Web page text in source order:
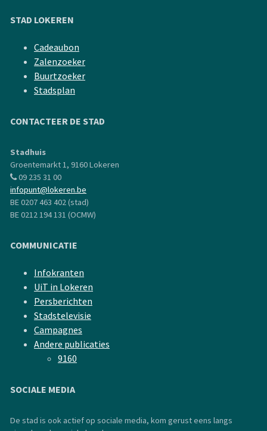
STAD LOKEREN
Cadeaubon
Zalenzoeker
Buurtzoeker
Stadsplan
CONTACTEER DE STAD
Stadhuis
Groentemarkt 1, 9160 Lokeren
09 235 31 00
infopunt@lokeren.be
BE 0207 463 402 (stad)
BE 0212 194 131 (OCMW)
COMMUNICATIE
Infokranten
UiT in Lokeren
Persberichten
Stadstelevisie
Campagnes
Andere publicaties
9160
SOCIALE MEDIA
De stad is ook actief op sociale media, kom gerust eens langs